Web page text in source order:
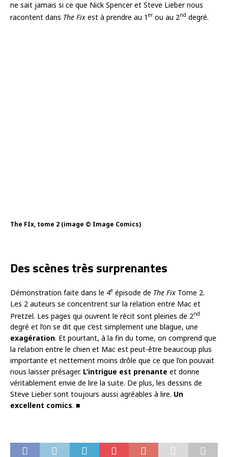
ne sait jamais si ce que Nick Spencer et Steve Lieber nous
racontent dans The Fix est à prendre au 1 erou au 2nd degré.
The FIx, tome 2 (image © Image Comics)
Des scènes très surprenantes
Démonstration faite dans le 4e épisode de The Fix Tome 2.
Les 2 auteurs se concentrent sur la relation entre Mac et
Pretzel. Les pages qui ouvrent le récit sont pleines de 2nd
degré et l’on se dit que c’est simplement une blague, une
exagération. Et pourtant, à la fin du tome, on comprend que
la relation entre le chien et Mac est peut-être beaucoup plus
importante et nettement moins drôle que ce que l’on pouvait
nous laisser présager. L’intrigue est prenante et donne
véritablement envie de lire la suite. De plus, les dessins de
Steve Lieber sont toujours aussi agréables à lire. Un
excellent comics. ■